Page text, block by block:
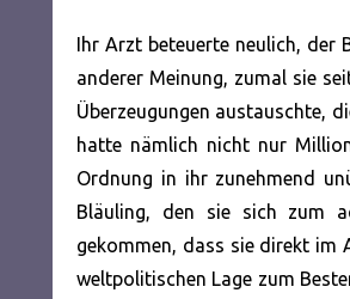
Ihr Arzt beteuerte neulich, der
anderer Meinung, zumal sie
Überzeugungen austauschte,
hatte nämlich nicht nur
Ordnung in ihr zunehmend
Bläuling, den sie sich zum
gekommen, dass sie direkt im
weltpolitischen Lage zum